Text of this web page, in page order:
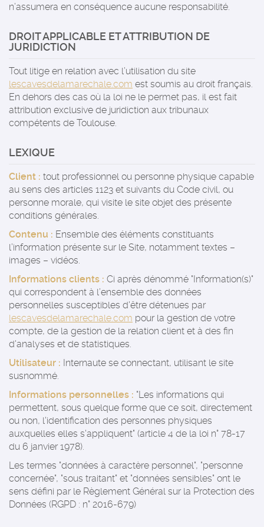
n’assumera en conséquence aucune responsabilité.
DROIT APPLICABLE ET ATTRIBUTION DE
JURIDICTION
Tout litige en relation avec l’utilisation du site
lescavesdelamarechale.com est soumis au droit français.
En dehors des cas où la loi ne le permet pas, il est fait
attribution exclusive de juridiction aux tribunaux
compétents de Toulouse.
LEXIQUE
Client : tout professionnel ou personne physique capable
au sens des articles 1123 et suivants du Code civil, ou
personne morale, qui visite le site objet des présente
conditions générales.
Contenu : Ensemble des éléments constituants
l’information présente sur le Site, notamment textes –
images – vidéos.
Informations clients : Ci après dénommé "Information(s)"
qui correspondent à l’ensemble des données
personnelles susceptibles d'être détenues par
lescavesdelamarechale.com pour la gestion de votre
compte, de la gestion de la relation client et à des fin
d'analyses et de statistiques.
Utilisateur : Internaute se connectant, utilisant le site
susnommé.
Informations personnelles : "Les informations qui
permettent, sous quelque forme que ce soit, directement
ou non, l'identification des personnes physiques
auxquelles elles s'appliquent" (article 4 de la loi n° 78-17
du 6 janvier 1978).
Les termes "données à caractère personnel", "personne
concernée", "sous traitant" et "données sensibles" ont le
sens défini par le Règlement Général sur la Protection des
Données (RGPD : n° 2016-679)